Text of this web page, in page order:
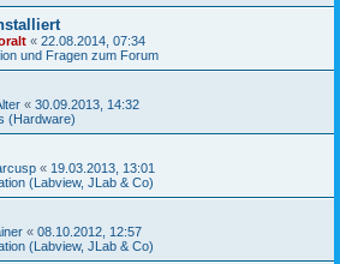
« 22.08.2014, 07:34
und Fragen zum Forum
« 30.09.2013, 14:32
(Hardware)
« 19.03.2013, 13:01
(Labview, JLab & Co)
« 08.10.2012, 12:57
(Labview, JLab & Co)